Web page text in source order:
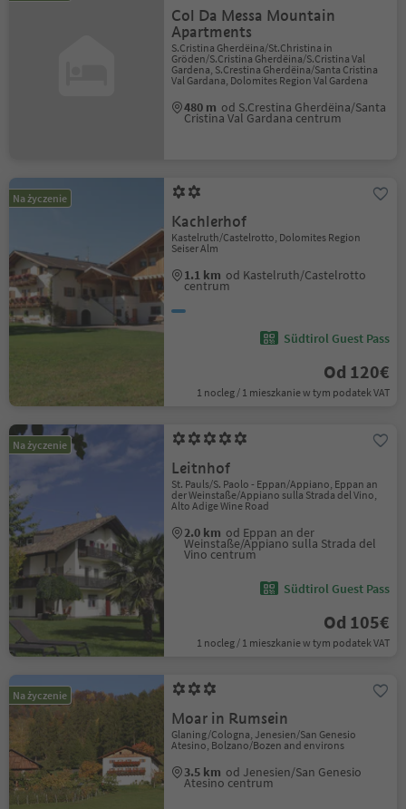
Col Da Messa Mountain
Apartments
S.Cristina Gherdëina/St.Christina in
Gröden/S.Cristina Gherdëina/S.Cristina Val
Gardena, S.Crestina Gherdëina/Santa Cristina
Val Gardana, Dolomites Region Val Gardena
480 m od S.Crestina Gherdëina/Santa
Cristina Val Gardana centrum
Na życzenie
Kachlerhof
Kastelruth/Castelrotto, Dolomites Region
Seiser Alm
1.1 km od Kastelruth/Castelrotto
centrum
Südtirol Guest Pass
Od 120€
1 nocleg / 1 mieszkanie w tym podatek VAT
Na życzenie
Leitnhof
St. Pauls/S. Paolo - Eppan/Appiano, Eppan an
der Weinstaße/Appiano sulla Strada del Vino,
Alto Adige Wine Road
2.0 km od Eppan an der
Weinstaße/Appiano sulla Strada del
Vino centrum
Südtirol Guest Pass
Od 105€
1 nocleg / 1 mieszkanie w tym podatek VAT
Na życzenie
Moar in Rumsein
Glaning/Cologna, Jenesien/San Genesio
Atesino, Bolzano/Bozen and environs
3.5 km od Jenesien/San Genesio
Atesino centrum